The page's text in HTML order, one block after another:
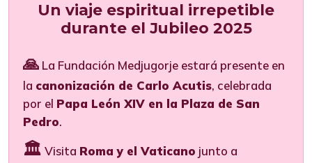
Un viaje espiritual irrepetible
durante el Jubileo 2025
🙏 La Fundación Medjugorje estará presente en
la canonización de Carlo Acutis, celebrada
por el Papa León XIV en la Plaza de San
Pedro.
🏛️ Visita Roma y el Vaticano junto a